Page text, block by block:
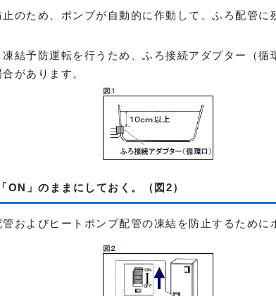
のため、ポンプが自動的に作動して、ふろ配管
結予防運転を行うため、ふろ接続アダプター（循
があります。
ON」のままにしておく。（図2）
およびヒートポンプ配管の凍結を防止するために